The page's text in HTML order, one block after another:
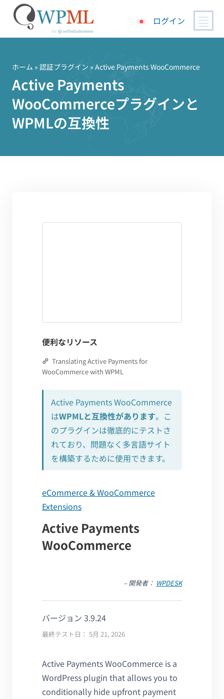
ログイン
ホーム » 認証プラグイン » Active Payments WooCommerce
Active Payments
WooCommerceプラグインと
WPMLの互換性
便利なリソース
Translating Active Payments for
WooCommerce with WPML
Active Payments WooCommerce
はWPMLと互換性があります。こ
のプラグインは徹底的にテストさ
れており、問題なく多言語サイト
を構築するために使用できます。
eCommerce & WooCommerce
Extensions
Active Payments
WooCommerce
– 開発者： WPDESK
バージョン 3.9.24
最終テスト日： 5月 21, 2026
Active Payments WooCommerce is a
WordPress plugin that allows you to
conditionally hide upfront payment